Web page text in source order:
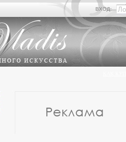
ВХОД: